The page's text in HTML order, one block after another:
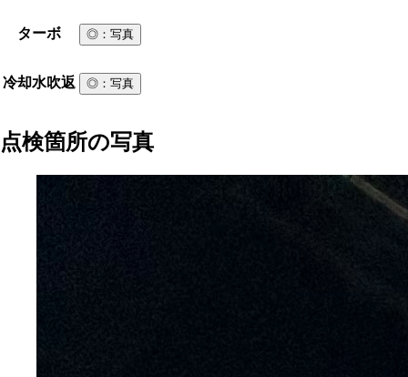
ターボ ◎ ：写真
冷却水吹返 ◎ ：写真
点検箇所の写真